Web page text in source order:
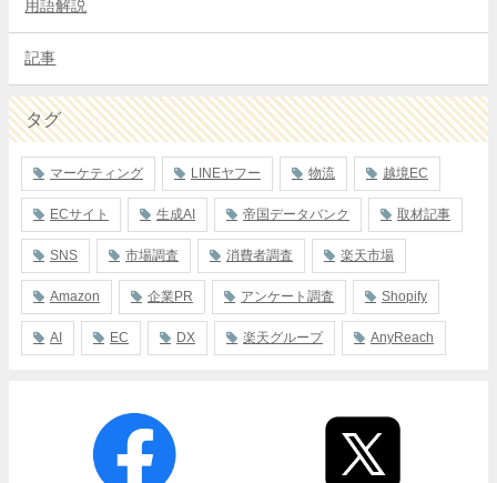
用語解説
記事
タグ
マーケティング LINEヤフー 物流 越境EC
ECサイト 生成AI 帝国データバンク 取材記事
SNS 市場調査 消費者調査 楽天市場
Amazon 企業PR アンケート調査 Shopify
AI EC DX 楽天グループ AnyReach